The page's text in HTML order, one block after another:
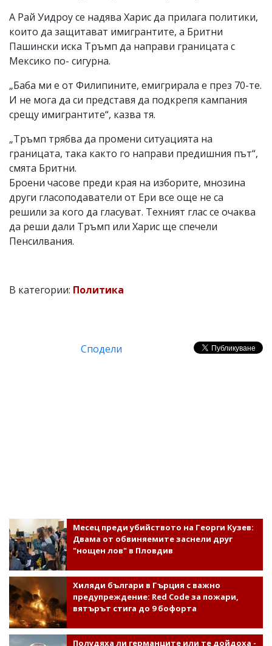
А Рай Уидроу се надява Харис да прилага политики,
които да защитават имигрантите, а Бритни
Пашински иска Тръмп да направи границата с
Мексико по- сигурна.
„Баба ми е от Филипините, емигрирала е през 70-те.
И не мога да си представя да подкрепя кампания
срещу имигрантите“, казва тя.
„Тръмп трябва да промени ситуацията на
границата, така както го направи предишния път“,
смята Бритни.
Броени часове преди края на изборите, мнозина
други гласоподаватели от Ери все още не са
решили за кого да гласуват. Техният глас се очаква
да реши дали Тръмп или Харис ще спечели
Пенсилвания.
В категории: Политика
Сподели
Месец преди убийството на Георги Кузев:
Двама от обвиняемите заснели друг
"нощен лов" в Пловдив
Хиляди българи в Гърция с важно
предупреждение: Red Code за пожари,
вятърът стига до 9 бофорта
Полудяха ли германците или те дойдоха -